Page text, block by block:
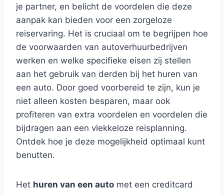
je partner, en belicht de voordelen die deze
aanpak kan bieden voor een zorgeloze
reiservaring. Het is cruciaal om te begrijpen hoe
de voorwaarden van autoverhuurbedrijven
werken en welke specifieke eisen zij stellen
aan het gebruik van derden bij het huren van
een auto. Door goed voorbereid te zijn, kun je
niet alleen kosten besparen, maar ook
profiteren van extra voordelen en voordelen die
bijdragen aan een vlekkeloze reisplanning.
Ontdek hoe je deze mogelijkheid optimaal kunt
benutten.
Het huren van een auto met een creditcard